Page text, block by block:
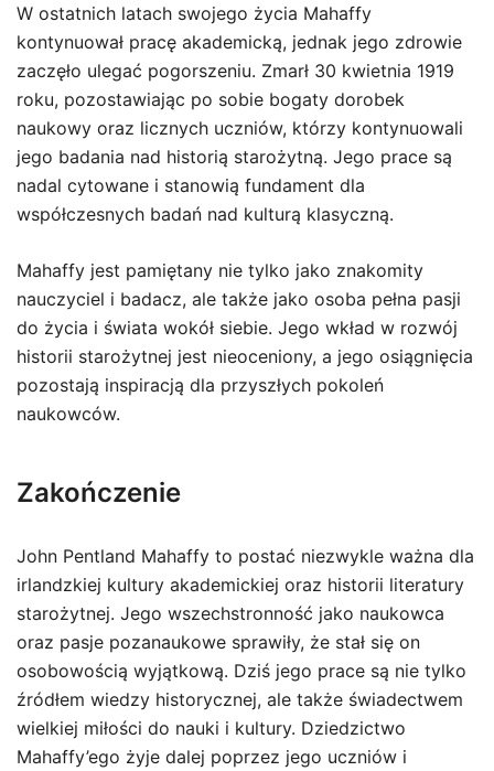
W ostatnich latach swojego życia Mahaffy
kontynuował pracę akademicką, jednak jego zdrowie
zaczęło ulegać pogorszeniu. Zmarł 30 kwietnia 1919
roku, pozostawiając po sobie bogaty dorobek
naukowy oraz licznych uczniów, którzy kontynuowali
jego badania nad historią starożytną. Jego prace są
nadal cytowane i stanowią fundament dla
współczesnych badań nad kulturą klasyczną.
Mahaffy jest pamiętany nie tylko jako znakomity
nauczyciel i badacz, ale także jako osoba pełna pasji
do życia i świata wokół siebie. Jego wkład w rozwój
historii starożytnej jest nieoceniony, a jego osiągnięcia
pozostają inspiracją dla przyszłych pokoleń
naukowców.
Zakończenie
John Pentland Mahaffy to postać niezwykle ważna dla
irlandzkiej kultury akademickiej oraz historii literatury
starożytnej. Jego wszechstronność jako naukowca
oraz pasje pozanaukowe sprawiły, że stał się on
osobowością wyjątkową. Dziś jego prace są nie tylko
źródłem wiedzy historycznej, ale także świadectwem
wielkiej miłości do nauki i kultury. Dziedzictwo
Mahaffy’ego żyje dalej poprzez jego uczniów i